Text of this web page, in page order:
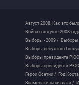
Август 2008. Как это
Война в августе 2008
Выборы - 2009 / Выборы
Выборы депутатов
Выборы президента
Выборы президента
Герои Осетии / Год
Знаменательная дата /